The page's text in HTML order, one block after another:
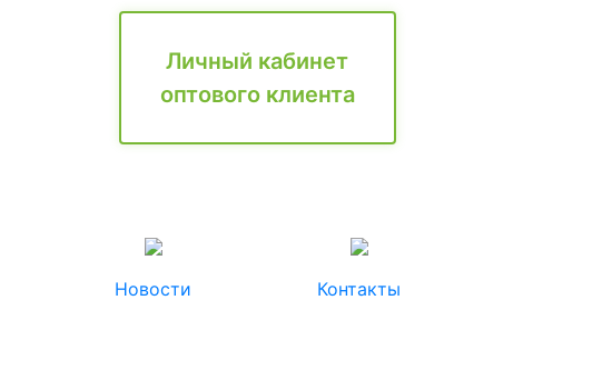
Личный кабинет
оптового клиента
Новости Контакты